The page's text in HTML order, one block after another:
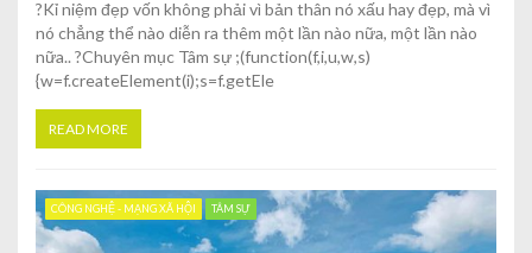
?Kỉ niệm đẹp vốn không phải vì bản thân nó xấu hay đẹp, mà vì
nó chẳng thể nào diễn ra thêm một lần nào nữa, một lần nào
nữa.. ?Chuyên mục Tâm sự ;(function(f,i,u,w,s)
{w=f.createElement(i);s=f.getEle
READ MORE
CÔNG NGHỆ - MẠNG XÃ HỘI TÂM SỰ